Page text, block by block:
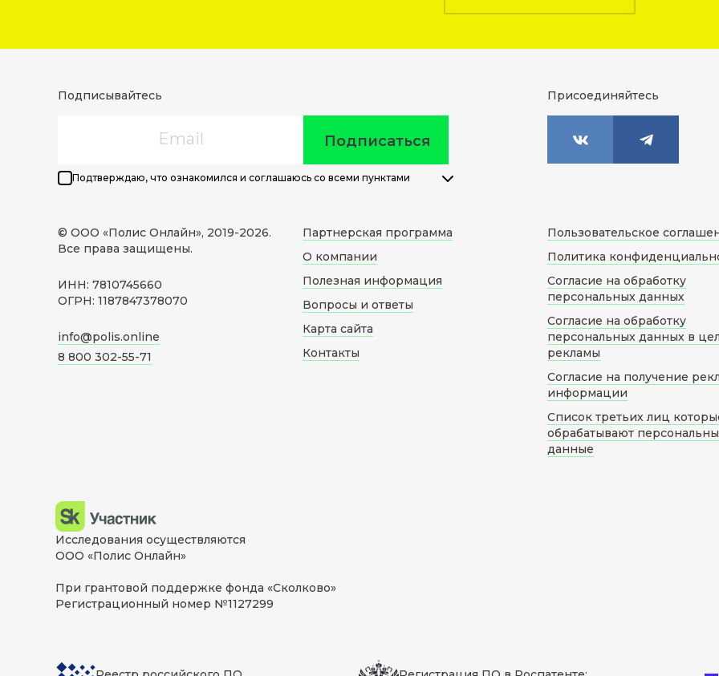
Подписывайтесь
Подписаться
Подтверждаю, что ознакомился и соглашаюсь со всеми пунктами
Присоединяйтесь
© ООО «Полис Онлайн», 2019-2026.
Все права защищены.
ИНН: 7810745660
ОГРН: 1187847378070
info@polis.online
8 800 302-55-71
Партнерская программа
О компании
Полезная информация
Вопросы и ответы
Карта сайта
Контакты
Пользовательское
Политика
Согласие на обработку
персональных данных
Согласие на обработку
персональных данных в
рекламы
Согласие на получение
информации
Список третьих лиц
обрабатывают
данные
Исследования осуществляются
ООО «Полис Онлайн»
При грантовой поддержке фонда «Сколково»
Регистрационный номер №1127299